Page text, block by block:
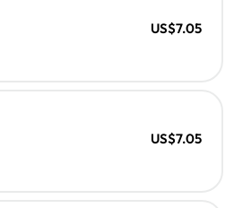
US$7.05
US$7.05